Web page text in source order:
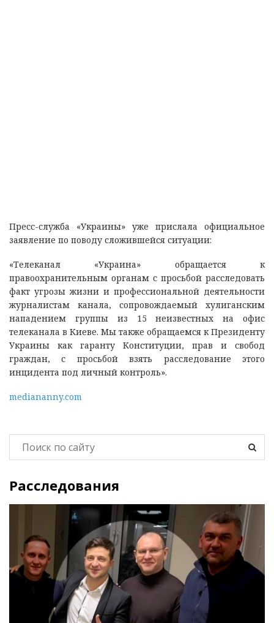
Пресс-служба «Украины» уже прислала официальное
заявление по поводу сложившейся ситуации:
«Телеканал «Украина» обращается к
правоохранительным органам с просьбой расследовать
факт угрозы жизни и профессиональной деятельности
журналистам канала, сопровождаемый хулиганским
нападением группы из 15 неизвестных на офис
телеканала в Киеве. Мы также обращаемся к Президенту
Украины как гаранту Конституции, прав и свобод
граждан, с просьбой взять расследование этого
инцидента под личный контроль».
mediananny.com
Расследования